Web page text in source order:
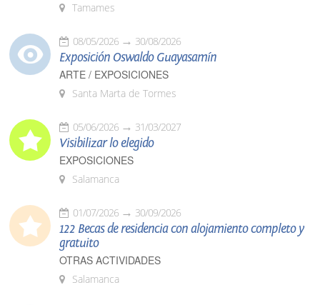
Tamames
08/05/2026 30/08/2026
Exposición Oswaldo Guayasamín
ARTE / EXPOSICIONES
Santa Marta de Tormes
05/06/2026 31/03/2027
Visibilizar lo elegido
EXPOSICIONES
Salamanca
01/07/2026 30/09/2026
122 Becas de residencia con alojamiento completo y
gratuito
OTRAS ACTIVIDADES
Salamanca